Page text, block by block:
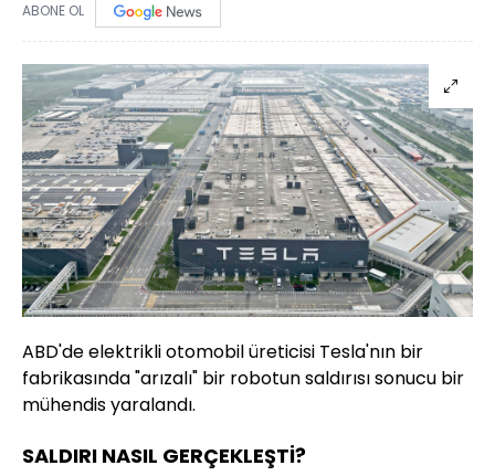
ABONE OL
ABD'de elektrikli otomobil üreticisi Tesla'nın bir
fabrikasında "arızalı" bir robotun saldırısı sonucu bir
mühendis yaralandı.
SALDIRI NASIL GERÇEKLEŞTİ?